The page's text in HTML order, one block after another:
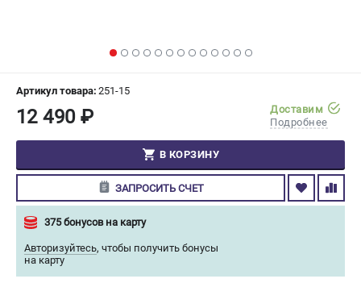
СЕРВИС
МАГАЗИНЫ
ИЗБРАННОЕ ( 0 )
ПОДДЕРЖКА
Сервисный центр
Гарантия Champion
Артикул товара: 251-15
12 490 ₽
Доставим
Подробнее
В КОРЗИНУ
ЗАПРОСИТЬ СЧЕТ
375 бонусов на карту
Авторизуйтесь, чтобы получить бонусы
на карту